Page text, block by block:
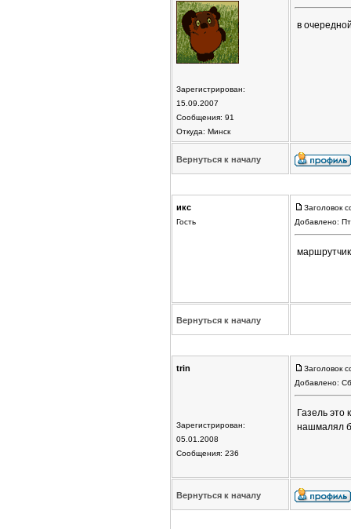
Зарегистрирован:
15.09.2007
Сообщения: 91
Откуда: Минск
в
Вернуться к началу
икс
Гость
Заголовок
Добавлено:
Вернуться к началу
trin
Зарегистрирован:
05.01.2008
Сообщения: 236
Заголовок
Добавлено:
Газель это
нашмалял
Вернуться к началу